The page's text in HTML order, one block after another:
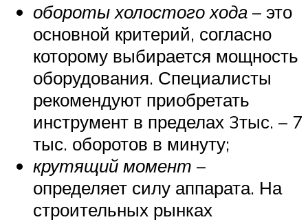
обороты холостого хода – это
основной критерий, согласно
которому выбирается мощность
оборудования. Специалисты
рекомендуют приобретать
инструмент в пределах 3тыс. – 7
тыс. оборотов в минуту;
крутящий момент –
определяет силу аппарата. На
строительных рынках